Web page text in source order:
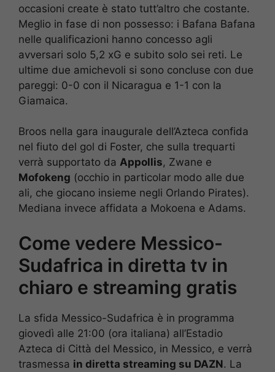
occasioni create è stato tutt’altro che costante.
Meglio in fase di non possesso: i Bafana Bafana
nelle qualificazioni hanno concesso agli
avversari solo 5,2 xG e subito solo sei reti. Le
ultime due amichevoli si sono concluse con due
pareggi: 0-0 con il Nicaragua e 1-1 con la
Giamaica.
Broos nella gara inaugurale dell’Azteca confida
nel fiuto del gol di Foster, che sulla trequarti
verrà supportato da Appollis, Zwane e
Mofokeng (occhio in particolar modo alle due
ali, che giocano insieme negli Orlando Pirates).
Mediana invece affidata a Mokoena e Adams.
Come vedere Messico-
Sudafrica in diretta tv in
chiaro e streaming gratis
La sfida Messico-Sudafrica è in programma
giovedì alle 21:00 (ora italiana) all’Estadio
Azteca di Città del Messico, in Messico, e verrà
trasmessa in diretta streaming su DAZN. La